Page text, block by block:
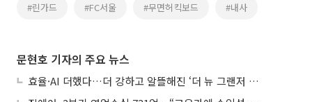
#린가드 #FC서울 #무면허킥보드 #내사
문현호 기자의 주요 뉴스
효율·AI 더했다…더 강하고 알뜰해진 ‘더 뉴 그랜저 하이브리드’